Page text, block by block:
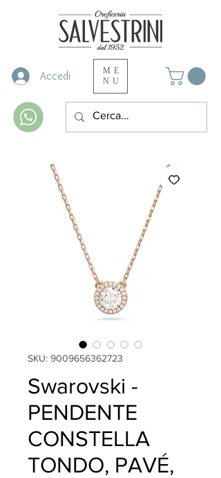
Accedi
ME
NU
SKU: 9009656362723
Swarovski -
PENDENTE
CONSTELLA
TONDO, PAVÉ,